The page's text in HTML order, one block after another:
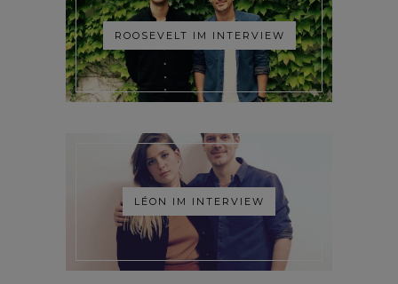
ROOSEVELT IM INTERVIEW
LÉON IM INTERVIEW